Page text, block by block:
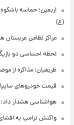
اربعین؛ حماسه
(ع)
مراکز نظامی
لحظه احساسی دو
ظریفیان: مذاکره از
قیمت خودروهای سایپا تغییر
هواشناسی هشدار داد: وزش
واکنش ترامپ به